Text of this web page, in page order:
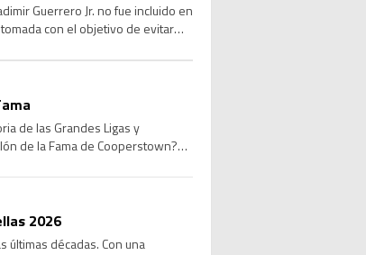
Guerrero Jr. no fue incluido en
con el objetivo de evitar
de las Grandes Ligas y
de la Fama de Cooperstown?
2026
últimas décadas. Con una